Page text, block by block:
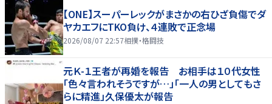
【ONE】スーパーレックがまさかの右ひざ負傷でダ
ヤカエフにTKO負け、４連敗で正念場
2026/08/07 22:57相撲・格闘技
元Ｋ-１王者が再婚を報告 お相手は１０代女性
「色々言われそうですが…」「一人の男としてもさ
らに精進」久保優太が報告